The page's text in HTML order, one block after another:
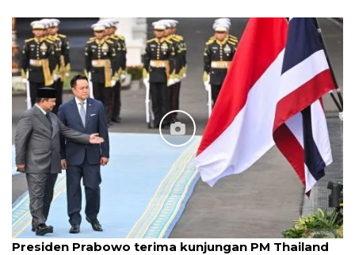
Presiden Prabowo terima kunjungan PM Thailand